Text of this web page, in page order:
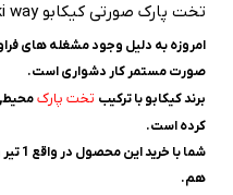
تخت پارک صورتی کیکابو kikkaboo milki way
امروزه به دلیل وجود مشغله های
صورت مستمر کار دشواری است.
برند کیکابو با ترکیب تخت پارک
کرده است.
هم.